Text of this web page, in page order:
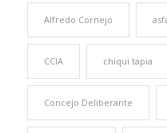
Alfredo Cornejo
CCIA chiqui tapia
Concejo Deliberante